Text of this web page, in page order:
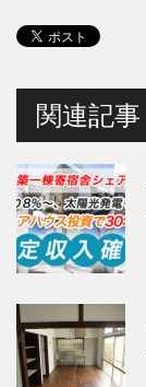
関連記事